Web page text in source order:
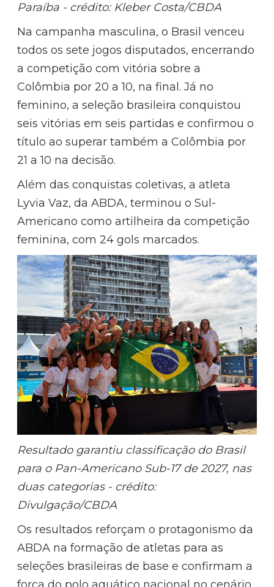
Paraíba - crédito: Kleber Costa/CBDA
Na campanha masculina, o Brasil venceu
todos os sete jogos disputados, encerrando
a competição com vitória sobre a
Colômbia por 20 a 10, na final. Já no
feminino, a seleção brasileira conquistou
seis vitórias em seis partidas e confirmou o
título ao superar também a Colômbia por
21 a 10 na decisão.
Além das conquistas coletivas, a atleta
Lyvia Vaz, da ABDA, terminou o Sul-
Americano como artilheira da competição
feminina, com 24 gols marcados.
Resultado garantiu classificação do Brasil
para o Pan-Americano Sub-17 de 2027, nas
duas categorias - crédito:
Divulgação/CBDA
Os resultados reforçam o protagonismo da
ABDA na formação de atletas para as
seleções brasileiras de base e confirmam a